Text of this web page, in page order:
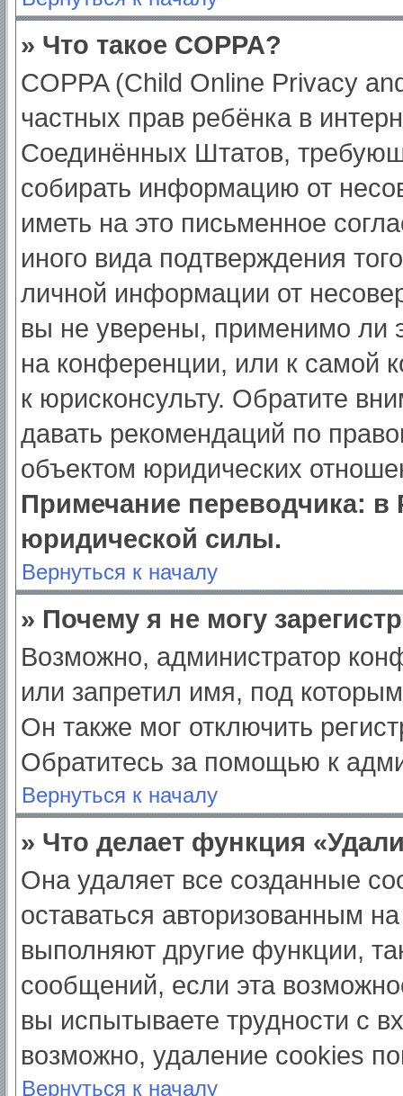
» Что такое COPPA?
COPPA (Child Online Privacy
частных прав ребёнка в
Соединённых Штатов,
собирать информацию от
иметь на это письменное
иного вида подтверждения
личной информации от
вы не уверены, применимо ли
на конференции, или к самой
к юрисконсульту. Обратите
давать рекомендаций по
объектом юридических
Примечание переводчика: в
юридической силы.
Вернуться к началу
» Почему я не могу
Возможно, администратор
или запретил имя, под
Он также мог отключить
Обратитесь за помощью к
Вернуться к началу
» Что делает функция
Она удаляет все созданные
оставаться авторизованным
выполняют другие функции,
сообщений, если эта
вы испытываете трудности с
возможно, удаление cookies
Вернуться к началу